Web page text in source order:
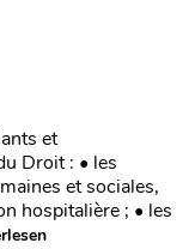
et
Droit : • les
et sociales,
hospitalière ; • les